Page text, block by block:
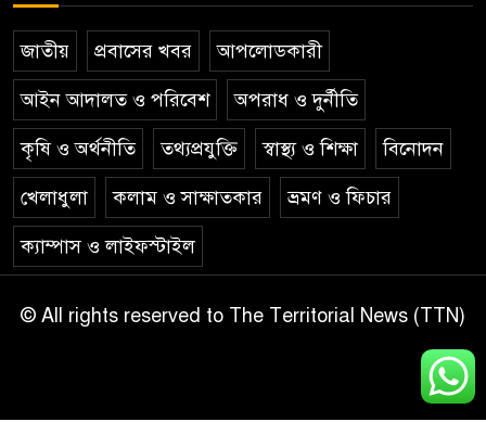
জাতীয় প্রবাসের খবর আপলোডকারী
আইন আদালত ও পরিবেশ অপরাধ ও দুর্নীতি
কৃষি ও অর্থনীতি তথ্যপ্রযুক্তি স্বাস্থ্য ও শিক্ষা বিনোদন
খেলাধুলা কলাম ও সাক্ষাতকার ভ্রমণ ও ফিচার
ক্যাম্পাস ও লাইফস্টাইল
© All rights reserved to The Territorial News (TTN)